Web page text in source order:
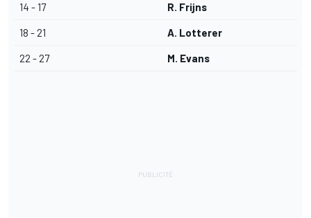
14 - 17 R. Frijns
18 - 21 A. Lotterer
22 - 27 M. Evans